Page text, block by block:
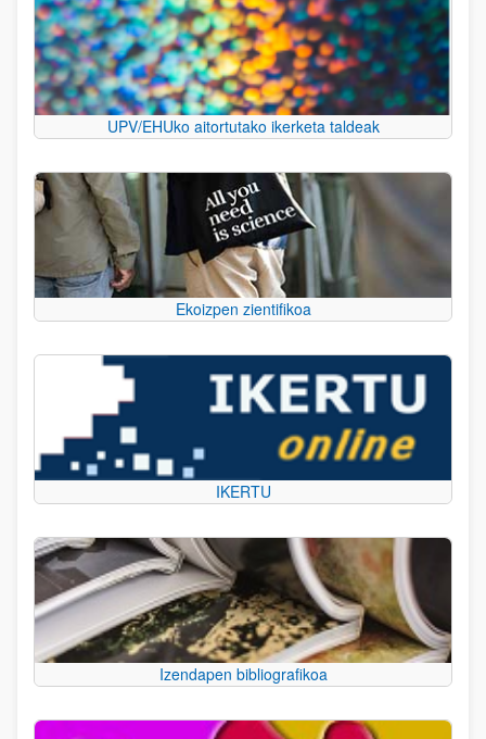
UPV/EHUko aitortutako ikerketa taldeak
Ekoizpen zientifikoa
IKERTU
Izendapen bibliografikoa